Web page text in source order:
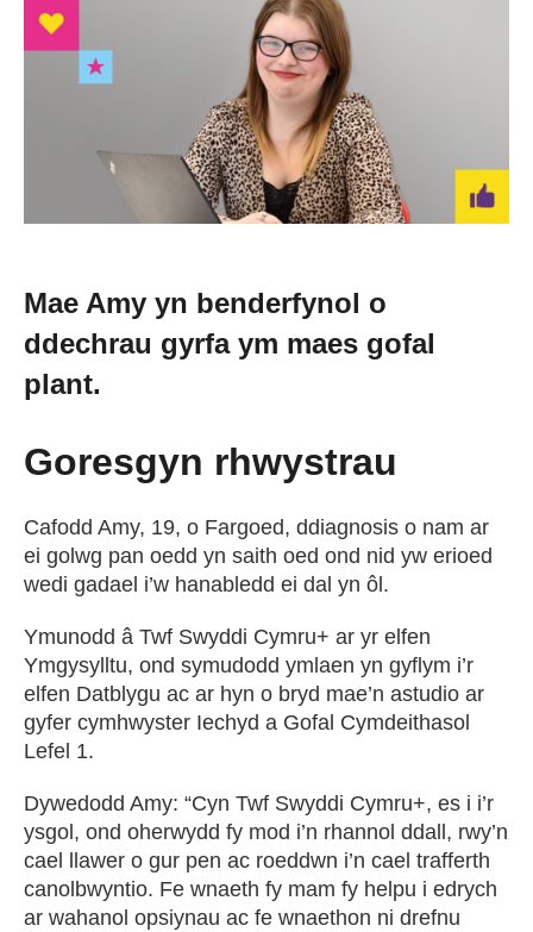
Newid dy stori
Straeon go iawn
Newyddion
Digwyddiadau
Gweithio i ni
Trefnu apwyntiad
Mae Amy yn benderfynol o
ddechrau gyrfa ym maes gofal
plant.
Goresgyn rhwystrau
Cafodd Amy, 19, o Fargoed, ddiagnosis o nam ar
ei golwg pan oedd yn saith oed ond nid yw erioed
wedi gadael i’w hanabledd ei dal yn ôl.
Ymunodd â Twf Swyddi Cymru+ ar yr elfen
Ymgysylltu, ond symudodd ymlaen yn gyflym i’r
elfen Datblygu ac ar hyn o bryd mae’n astudio ar
gyfer cymhwyster Iechyd a Gofal Cymdeithasol
Lefel 1.
Dywedodd Amy: “Cyn Twf Swyddi Cymru+, es i i’r
ysgol, ond oherwydd fy mod i’n rhannol ddall, rwy’n
cael llawer o gur pen ac roeddwn i’n cael trafferth
canolbwyntio. Fe wnaeth fy mam fy helpu i edrych
ar wahanol opsiynau ac fe wnaethon ni drefnu